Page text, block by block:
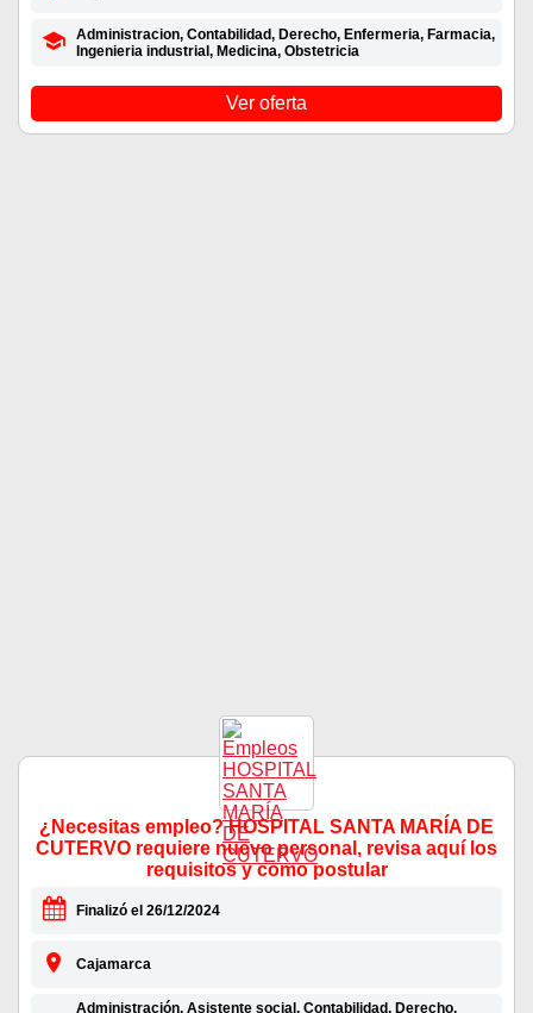
Administracion, Contabilidad, Derecho, Enfermeria, Farmacia,
Ingenieria industrial, Medicina, Obstetricia
Ver oferta
¿Necesitas empleo? HOSPITAL SANTA MARÍA DE
CUTERVO requiere nuevo personal, revisa aquí los
requisitos y como postular
Finalizó el 26/12/2024
Cajamarca
Administración, Asistente social, Contabilidad, Derecho,